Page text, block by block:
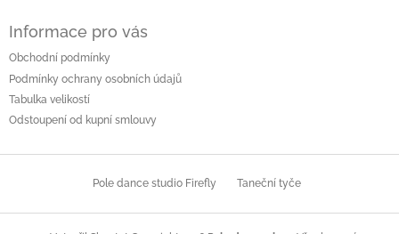
Informace pro vás
Obchodní podmínky
Podmínky ochrany osobních údajů
Tabulka velikostí
Odstoupení od kupní smlouvy
Pole dance studio Firefly Taneční tyče